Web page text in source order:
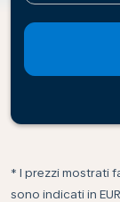
* I prezzi mostrati
sono indicati in